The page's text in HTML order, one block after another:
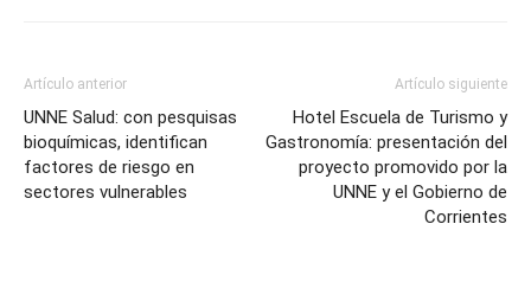
Artículo anterior
UNNE Salud: con pesquisas
bioquímicas, identifican
factores de riesgo en
sectores vulnerables
Artículo siguiente
Hotel Escuela de Turismo y
Gastronomía: presentación del
proyecto promovido por la
UNNE y el Gobierno de
Corrientes